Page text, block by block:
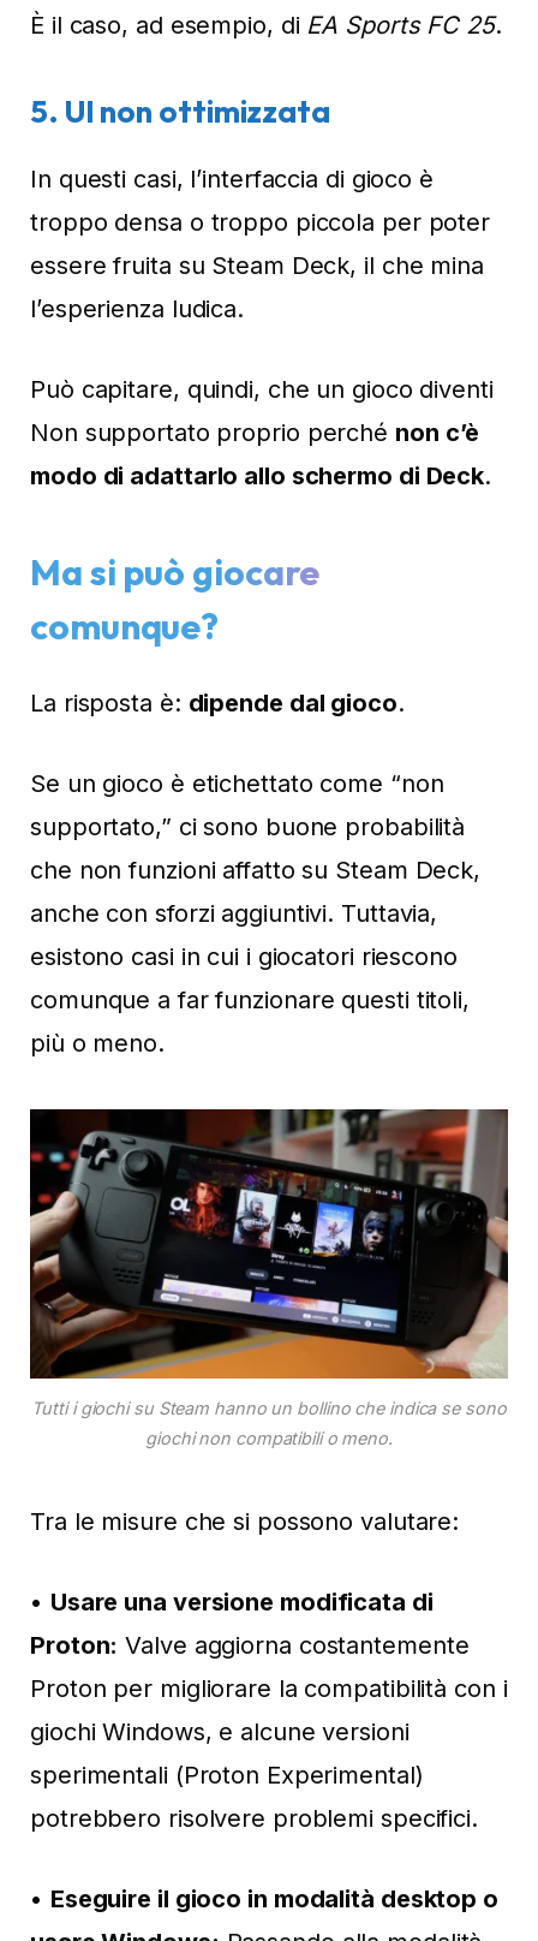
È il caso, ad esempio, di EA Sports FC 25.
5. UI non ottimizzata
In questi casi, l’interfaccia di gioco è
troppo densa o troppo piccola per poter
essere fruita su Steam Deck, il che mina
l’esperienza ludica.
Può capitare, quindi, che un gioco diventi
Non supportato proprio perché non c’è
modo di adattarlo allo schermo di Deck.
Masi può giocare
comunque?
La risposta è: dipende dal gioco.
Se un gioco è etichettato come “non
supportato,” ci sono buone probabilità
che non funzioni affatto su Steam Deck,
anche con sforzi aggiuntivi. Tuttavia,
esistono casi in cui i giocatori riescono
comunque a far funzionare questi titoli,
più o meno.
Tutti i giochi su Steam hanno un bollino che indica se sono
giochi non compatibili o meno.
Tra le misure che si possono valutare:
• Usare una versione modificata di
Proton: Valve aggiorna costantemente
Proton per migliorare la compatibilità con i
giochi Windows, e alcune versioni
sperimentali (Proton Experimental)
potrebbero risolvere problemi specifici.
• Eseguire il gioco in modalità desktop o